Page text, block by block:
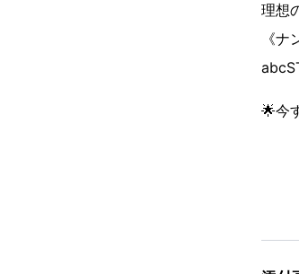
理想
《
🌟今